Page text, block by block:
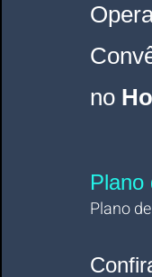
no
Plano
Plano